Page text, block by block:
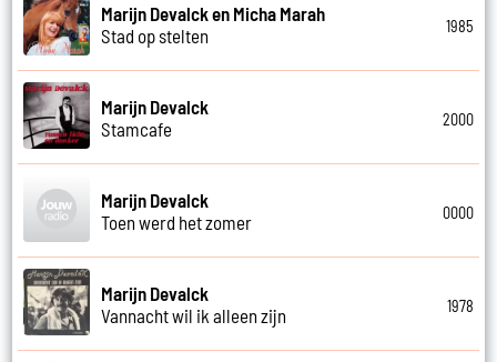
Marijn Devalck en Micha Marah
Stad op stelten
1985
Marijn Devalck
Stamcafe
2000
Marijn Devalck
Toen werd het zomer
0000
Marijn Devalck
Vannacht wil ik alleen zijn
1978